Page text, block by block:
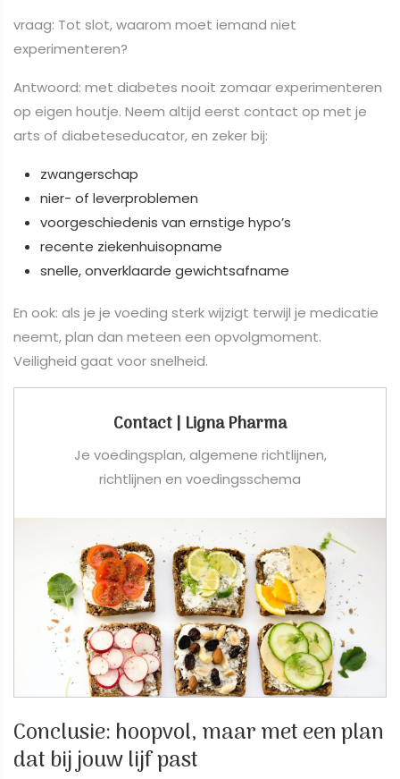
vraag: Tot slot, waarom moet iemand niet
experimenteren?
Antwoord: met diabetes nooit zomaar experimenteren
op eigen houtje. Neem altijd eerst contact op met je
arts of diabeteseducator, en zeker bij:
zwangerschap
nier- of leverproblemen
voorgeschiedenis van ernstige hypo’s
recente ziekenhuisopname
snelle, onverklaarde gewichtsafname
En ook: als je je voeding sterk wijzigt terwijl je medicatie
neemt, plan dan meteen een opvolgmoment.
Veiligheid gaat voor snelheid.
Contact | Ligna Pharma
Je voedingsplan, algemene richtlijnen,
richtlijnen en voedingsschema
Conclusie: hoopvol, maar met een plan
dat bij jouw lijf past